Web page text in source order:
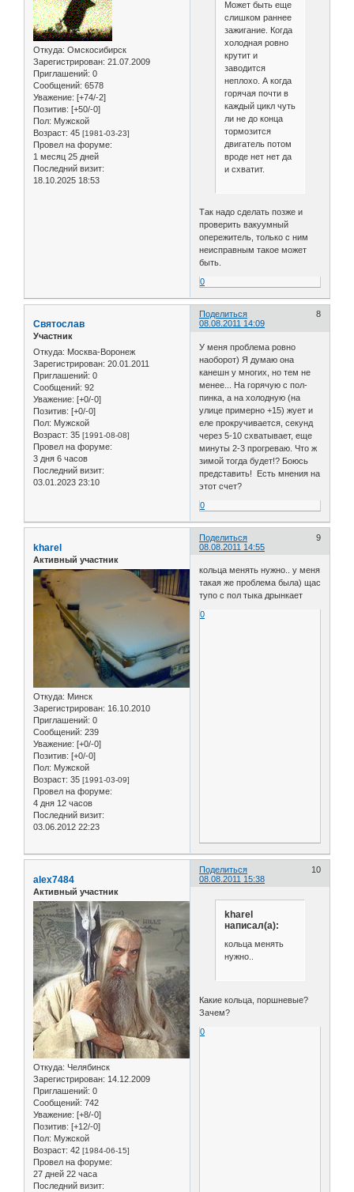
Откуда: Омскосибирск
Зарегистрирован: 21.07.2009
Приглашений: 0
Сообщений: 6578
Уважение: [+74/-2]
Позитив: [+50/-0]
Пол: Мужской
Возраст: 45 [1981-03-23]
Провел на форуме:
1 месяц 25 дней
Последний визит:
18.10.2025 18:53
Может быть еще
слишком раннее
зажигание. Когда
холодная ровно
крутит и
заводится
неплохо. А когда
горячая почти в
каждый цикл чуть
ли не до конца
тормозится
двигатель потом
вроде нет нет да
и схватит.
Так надо сделать позже и
проверить вакуумный
опережитель, только с ним
неисправным такое может
быть.
0
Поделиться
8
08.08.2011 14:09
Святослав
Участник
Откуда: Москва-Воронеж
Зарегистрирован: 20.01.2011
Приглашений: 0
Сообщений: 92
Уважение: [+0/-0]
Позитив: [+0/-0]
Пол: Мужской
Возраст: 35 [1991-08-08]
Провел на форуме:
3 дня 6 часов
Последний визит:
03.01.2023 23:10
У меня проблема ровно
наоборот) Я думаю она
канешн у многих, но тем не
менее... На горячую с пол-
пинка, а на холодную (на
улице примерно +15) жует и
еле прокручивается, секунд
через 5-10 схватывает, еще
минуты 2-3 прогреваю. Что ж
зимой тогда будет!? Боюсь
представить! Есть мнения на
этот счет?
0
Поделиться
9
08.08.2011 14:55
kharel
Активный участник
Откуда: Минск
Зарегистрирован: 16.10.2010
Приглашений: 0
Сообщений: 239
Уважение: [+0/-0]
Позитив: [+0/-0]
Пол: Мужской
Возраст: 35 [1991-03-09]
Провел на форуме:
4 дня 12 часов
Последний визит:
03.06.2012 22:23
кольца менять нужно.. у меня
такая же проблема была) щас
тупо с пол тыка дрынкает
0
Поделиться
10
08.08.2011 15:38
alex7484
Активный участник
Откуда: Челябинск
Зарегистрирован: 14.12.2009
Приглашений: 0
Сообщений: 742
Уважение: [+8/-0]
Позитив: [+12/-0]
Пол: Мужской
Возраст: 42 [1984-06-15]
Провел на форуме:
27 дней 22 часа
Последний визит:
kharel
написал(а):
кольца менять
нужно..
Какие кольца, поршневые?
Зачем?
0